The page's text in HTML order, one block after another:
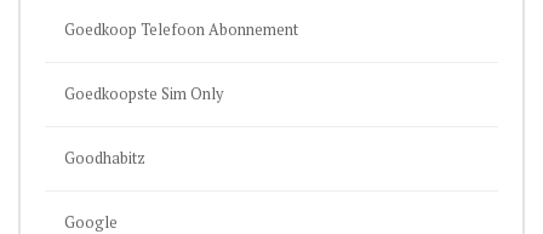
Goedkoop Telefoon Abonnement
Goedkoopste Sim Only
Goodhabitz
Google